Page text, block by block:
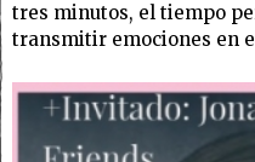
tres minutos, el tiempo
transmitir emociones en